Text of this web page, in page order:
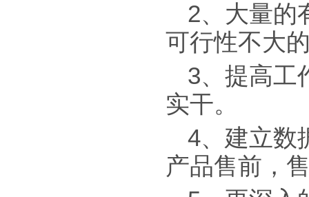
2、大量的
可行性不大
3、提高工
实干。
4、建立数
产品售前，